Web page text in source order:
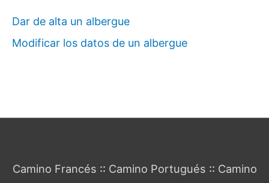
Dar de alta un albergue
Modificar los datos de un albergue
Camino Francés :: Camino Portugués :: Camino